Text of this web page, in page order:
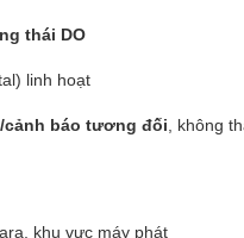
thái DO
linh hoạt
cảnh báo tương đối , không
khu vực máy phát